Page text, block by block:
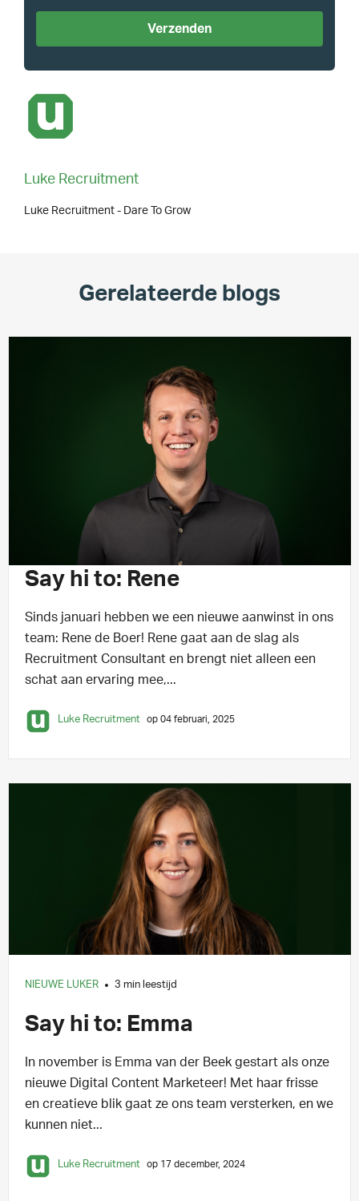
Luke Recruitment
Luke Recruitment - Dare To Grow
Gerelateerde blogs
NIEUWE LUKER
Say hi to: Rene
Sinds januari hebben we een nieuwe aanwinst in ons
team: Rene de Boer! Rene gaat aan de slag als
Recruitment Consultant en brengt niet alleen een
schat aan ervaring mee,...
Luke Recruitment op 04 februari, 2025
NIEUWE LUKER 3 min leestijd
Say hi to: Emma
In november is Emma van der Beek gestart als onze
nieuwe Digital Content Marketeer! Met haar frisse
en creatieve blik gaat ze ons team versterken, en we
kunnen niet...
Luke Recruitment op 17 december, 2024